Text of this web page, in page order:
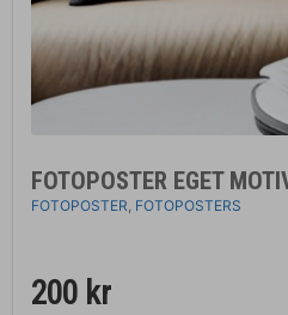
FOTOPOSTER EGET
FOTOPOSTER, FOTOPOSTERS
200 kr